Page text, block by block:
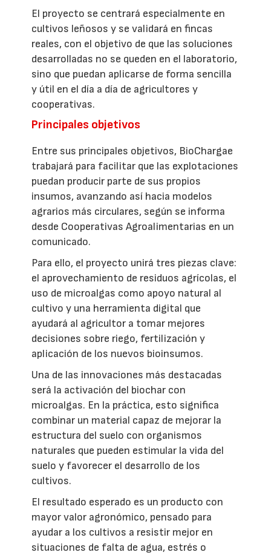
El proyecto se centrará especialmente en
cultivos leñosos y se validará en fincas
reales, con el objetivo de que las soluciones
desarrolladas no se queden en el laboratorio,
sino que puedan aplicarse de forma sencilla
y útil en el día a día de agricultores y
cooperativas.
Principales objetivos
Entre sus principales objetivos, BioChargae
trabajará para facilitar que las explotaciones
puedan producir parte de sus propios
insumos, avanzando así hacia modelos
agrarios más circulares, según se informa
desde Cooperativas Agroalimentarias en un
comunicado.
Para ello, el proyecto unirá tres piezas clave:
el aprovechamiento de residuos agrícolas, el
uso de microalgas como apoyo natural al
cultivo y una herramienta digital que
ayudará al agricultor a tomar mejores
decisiones sobre riego, fertilización y
aplicación de los nuevos bioinsumos.
Una de las innovaciones más destacadas
será la activación del biochar con
microalgas. En la práctica, esto significa
combinar un material capaz de mejorar la
estructura del suelo con organismos
naturales que pueden estimular la vida del
suelo y favorecer el desarrollo de los
cultivos.
El resultado esperado es un producto con
mayor valor agronómico, pensado para
ayudar a los cultivos a resistir mejor en
situaciones de falta de agua, estrés o